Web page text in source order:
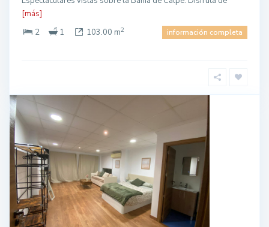
[más]
2
1 103.00 m2 información completa